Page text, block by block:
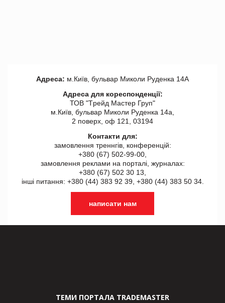
Адреса: м.Київ, бульвар Миколи Руденка 14А
Адреса для кореспонденції:
ТОВ "Tрейд Мастер Груп"
м.Київ, бульвар Миколи Руденка 14а,
2 поверх, оф 121, 03194
Контакти для:
замовлення треннгів, конференцій:
+380 (67) 502-99-00,
замовлення реклами на порталі, журналах:
+380 (67) 502 30 13,
інші питання: +380 (44) 383 92 39, +380 (44) 383 50 34.
написати нам
ТЕМИ ПОРТАЛА TRADEMASTER